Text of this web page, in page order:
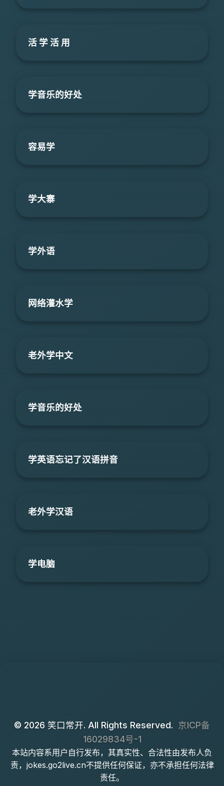
活 学 活 用
学音乐的好处
容易学
学大寨
学外语
网络灌水学
老外学中文
学音乐的好处
学英语忘记了汉语拼音
老外学汉语
学电脑
© 2026 笑口常开. All Rights Reserved. 京ICP备
16029834号-1
本站内容系用户自行发布，其真实性、合法性由发布人负
责，jokes.go2live.cn不提供任何保证，亦不承担任何法律
责任。